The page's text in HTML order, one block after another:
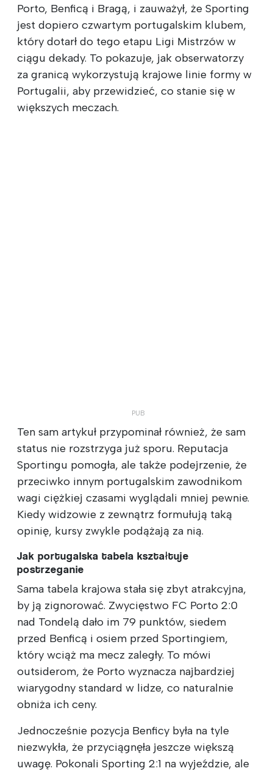
Porto, Benficą i Bragą, i zauważył, że Sporting
jest dopiero czwartym portugalskim klubem,
który dotarł do tego etapu Ligi Mistrzów w
ciągu dekady. To pokazuje, jak obserwatorzy
za granicą wykorzystują krajowe linie formy w
Portugalii, aby przewidzieć, co stanie się w
większych meczach.
Ten sam artykuł przypominał również, że sam
status nie rozstrzyga już sporu. Reputacja
Sportingu pomogła, ale także podejrzenie, że
przeciwko innym portugalskim zawodnikom
wagi ciężkiej czasami wyglądali mniej pewnie.
Kiedy widzowie z zewnątrz formułują taką
opinię, kursy zwykle podążają za nią.
Jak portugalska tabela kształtuje
postrzeganie
Sama tabela krajowa stała się zbyt atrakcyjna,
by ją zignorować. Zwycięstwo FC Porto 2:0
nad Tondelą dało im 79 punktów, siedem
przed Benficą i osiem przed Sportingiem,
który wciąż ma mecz zaległy. To mówi
outsiderom, że Porto wyznacza najbardziej
wiarygodny standard w lidze, co naturalnie
obniża ich ceny.
Jednocześnie pozycja Benficy była na tyle
niezwykła, że przyciągnęła jeszcze większą
uwagę. Pokonali Sporting 2:1 na wyjeździe, ale